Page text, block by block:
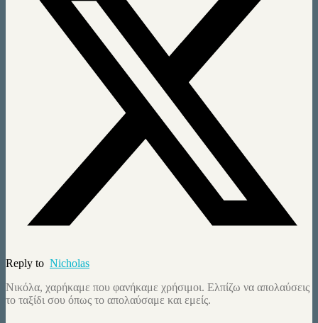
Reply to Nicholas
Νικόλα, χαρήκαμε που φανήκαμε χρήσιμοι. Ελπίζω να απολαύσεις
το ταξίδι σου όπως το απολαύσαμε και εμείς.